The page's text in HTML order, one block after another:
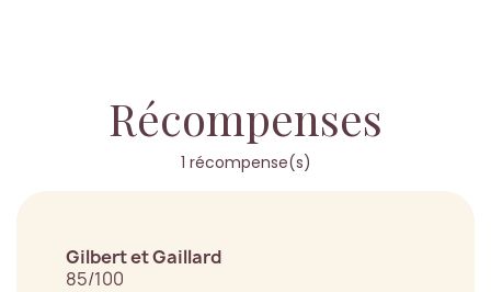
Récompenses
1 récompense(s)
Gilbert et Gaillard
85/100